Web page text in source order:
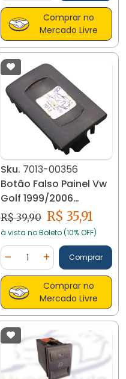
Comprar no
Mercado Livre
Sku. 7013-00356
Botão Falso Painel Vw
Golf 1999/2006
1j0858180 7013 Preto
R$ 39,90 R$ 35,91
à vista no Boleto (10% OFF)
Diminuir Quantidade
Quantidade
AdicionarComprar
Comprar no
Mercado Livre